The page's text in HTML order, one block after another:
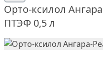
Орто-ксилол
ПТЭФ 0,5 л